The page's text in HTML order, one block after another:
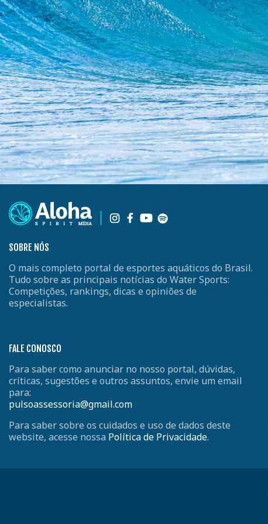
SOBRE NÓS
O mais completo portal de esportes aquáticos do Brasil.
Tudo sobre as principais notícias do Water Sports:
Competições, rankings, dicas e opiniões de
especialistas.
FALE CONOSCO
Para saber como anunciar no nosso portal, dúvidas,
críticas, sugestões e outros assuntos, envie um email
para:
pulsoassessoria@gmail.com
Para saber sobre os cuidados e uso de dados deste
website, acesse nossa Política de Privacidade.